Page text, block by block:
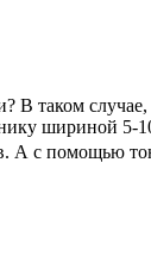
В таком
шириной 5-
А с помощью